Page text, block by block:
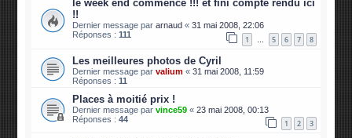
le week end commence !!! et fini compte rendu ici
!!
Dernier message pararnaud «31 mai 2008, 22:06
Réponses :111 1 … 5 6 7 8
Les meilleures photos de Cyril
Dernier message parvalium «31 mai 2008, 11:59
Réponses :11
Places à moitié prix !
Dernier message parvince59 «23 mai 2008, 00:13
Réponses :44 1 2 3